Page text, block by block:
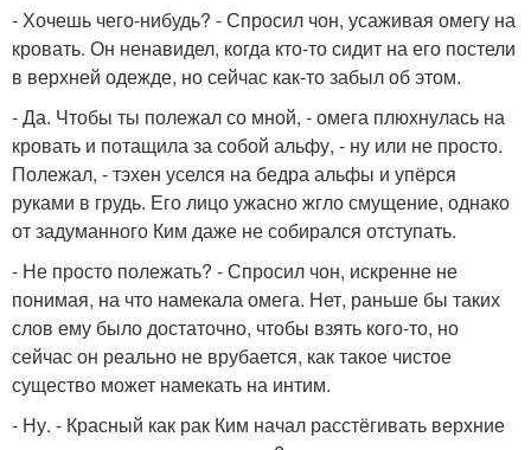
- Хочешь чего-нибудь? - Спросил чон, усаживая омегу на
кровать. Он ненавидел, когда кто-то сидит на его постели
в верхней одежде, но сейчас как-то забыл об этом.
- Да. Чтобы ты полежал со мной, - омега плюхнулась на
кровать и потащила за собой альфу, - ну или не просто.
Полежал, - тэхен уселся на бедра альфы и упёрся
руками в грудь. Его лицо ужасно жгло смущение, однако
от задуманного Ким даже не собирался отступать.
- Не просто полежать? - Спросил чон, искренне не
понимая, на что намекала омега. Нет, раньше бы таких
слов ему было достаточно, чтобы взять кого-то, но
сейчас он реально не врубается, как такое чистое
существо может намекать на интим.
- Ну. - Красный как рак Ким начал расстёгивать верхние